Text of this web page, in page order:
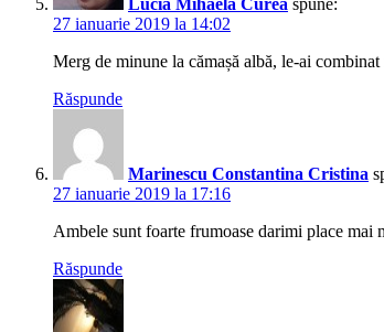
Lucia Mihaela Curea spune:
27 ianuarie 2019 la 14:02
Merg de minune la cămașă albă, le-ai combinat
Răspunde
Marinescu Constantina Cristina
27 ianuarie 2019 la 17:16
Ambele sunt foarte frumoase darimi place mai
Răspunde